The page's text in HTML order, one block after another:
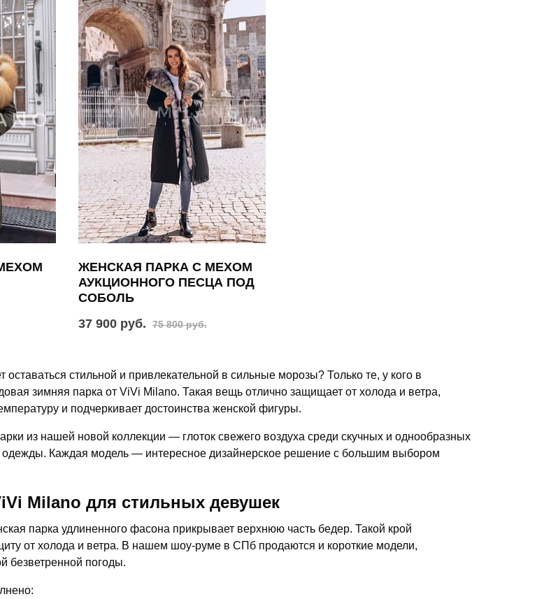
ЖЕНСКАЯ ПАРКА С МЕХОМ
АУКЦИОННОГО ПЕСЦА ПОД
СОБОЛЬ
37 900 руб.
75 800 руб.
оставаться стильной и привлекательной в сильные морозы? Только те, у кого в
зимняя парка от ViVi Milano. Такая вещь отлично защищает от холода и ветра,
и подчеркивает достоинства женской фигуры.
из нашей новой коллекции — глоток свежего воздуха среди скучных и однообразных
одежды. Каждая модель — интересное дизайнерское решение с большим выбором
Milano для стильных девушек
парка удлиненного фасона прикрывает верхнюю часть бедер. Такой крой
от холода и ветра. В нашем шоу-руме в СПб продаются и короткие модели,
безветренной погоды.